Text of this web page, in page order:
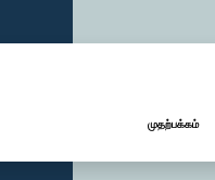
முதற்பக்கம்